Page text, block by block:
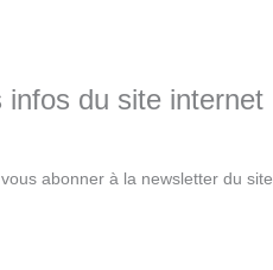
infos du site internet
abonner à la newsletter du site